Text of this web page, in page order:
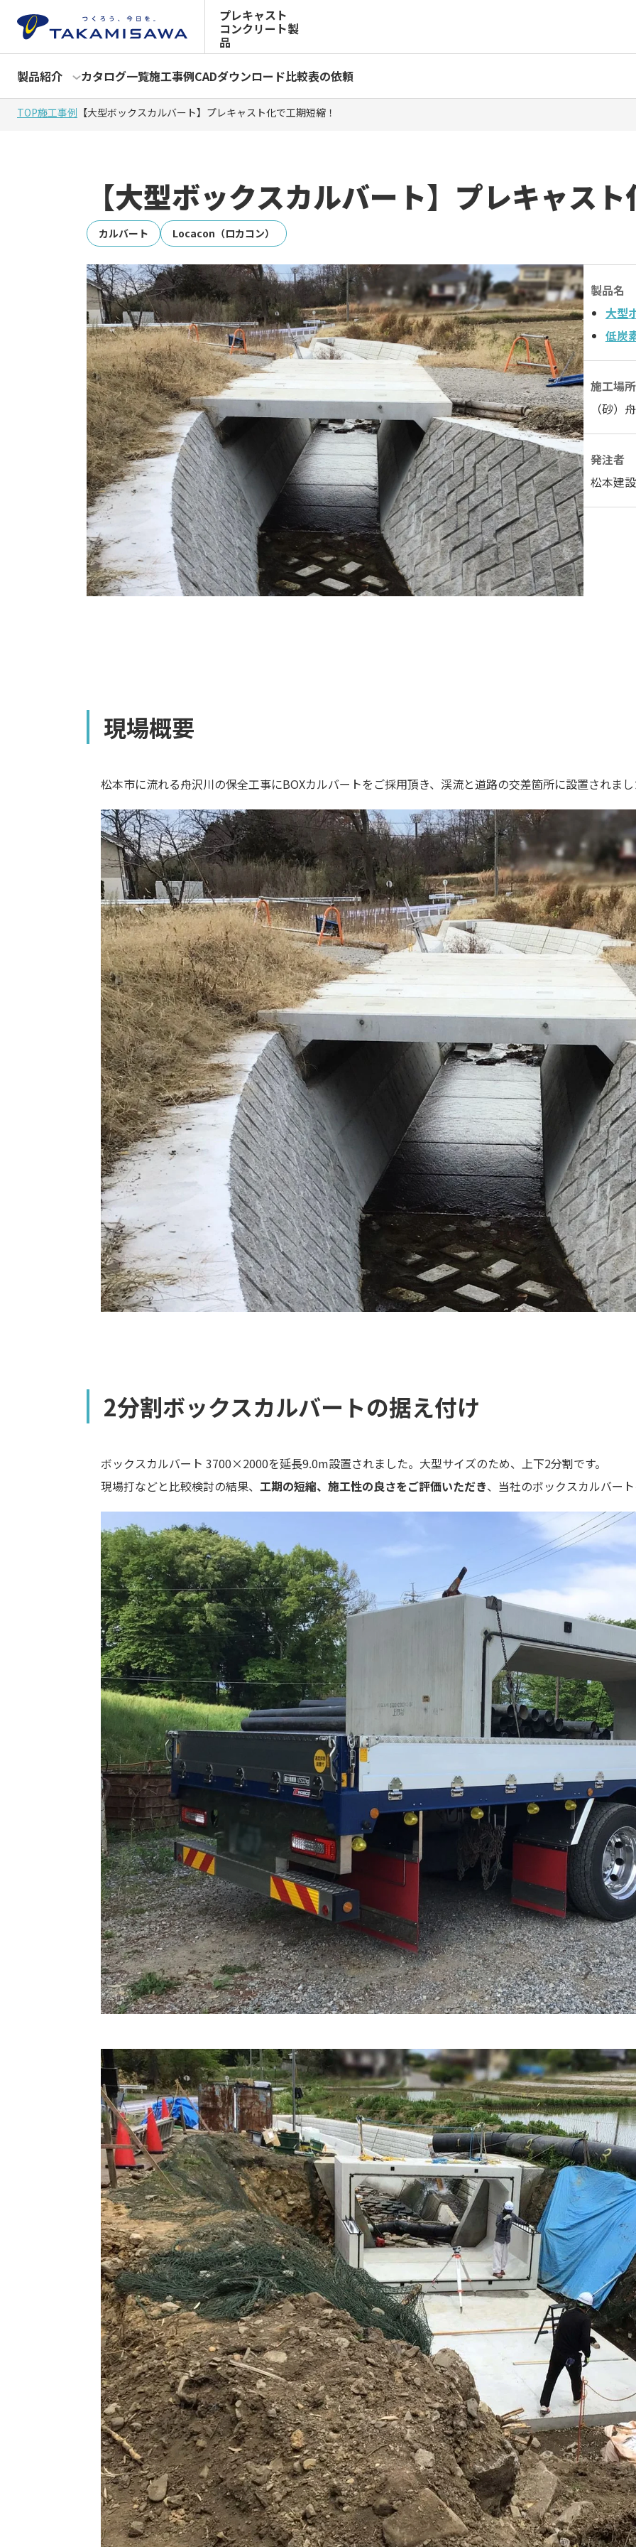
プレキャスト
コンクリート製
品
製品紹介 カタログ一覧施工事例CADダウンロード比較表の依頼
TOP施工事例 【大型ボックスカルバート】プレキャスト化で工期短縮！
【大型ボックスカルバート】プレキャス
カルバート Locacon（ロカコン）
製品名
大型
低炭
施工場所
（砂）
発注者
松本建
現場概要
松本市に流れる舟沢川の保全工事にBOXカルバートをご採用頂き、渓流と道路の交差箇所に設置されま
2分割ボックスカルバートの据え付け
ボックスカルバート 3700×2000を延長9.0m設置されました。大型サイズのため、上下2分割です。
現場打などと比較検討の結果、 工期の短縮、施工性の良さをご評価いただき、当社のボックスカルバー